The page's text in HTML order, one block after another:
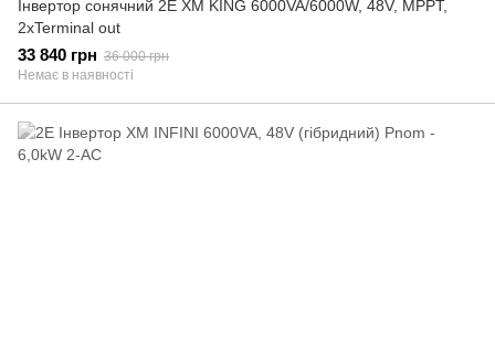
Інвертор сонячний 2E XM KING 6000VA/6000W, 48V, MPPT,
2xTerminal out
33 840 грн 36 000 грн
Немає в наявності